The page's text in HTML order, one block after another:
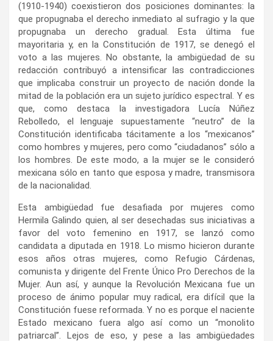
(1910-1940) coexistieron dos posiciones dominantes: la
que propugnaba el derecho inmediato al sufragio y la que
propugnaba un derecho gradual. Esta última fue
mayoritaria y, en la Constitución de 1917, se denegó el
voto a las mujeres. No obstante, la ambigüedad de su
redacción contribuyó a intensificar las contradicciones
que implicaba construir un proyecto de nación donde la
mitad de la población era un sujeto jurídico espectral. Y es
que, como destaca la investigadora Lucía Núñez
Rebolledo, el lenguaje supuestamente “neutro” de la
Constitución identificaba tácitamente a los “mexicanos”
como hombres y mujeres, pero como “ciudadanos” sólo a
los hombres. De este modo, a la mujer se le consideró
mexicana sólo en tanto que esposa y madre, transmisora
de la nacionalidad.
Esta ambigüedad fue desafiada por mujeres como
Hermila Galindo quien, al ser desechadas sus iniciativas a
favor del voto femenino en 1917, se lanzó como
candidata a diputada en 1918. Lo mismo hicieron durante
esos años otras mujeres, como Refugio Cárdenas,
comunista y dirigente del Frente Único Pro Derechos de la
Mujer. Aun así, y aunque la Revolución Mexicana fue un
proceso de ánimo popular muy radical, era difícil que la
Constitución fuese reformada. Y no es porque el naciente
Estado mexicano fuera algo así como un “monolito
patriarcal”. Lejos de eso, y pese a las ambigüedades